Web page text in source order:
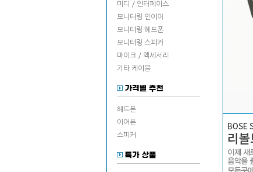
미디 / 인터페이스
모니터링 인이어
모니터링 헤드폰
모니터링 스피커
마이크 / 액세서리
기타 케이블
헤드폰
이어폰
스피커